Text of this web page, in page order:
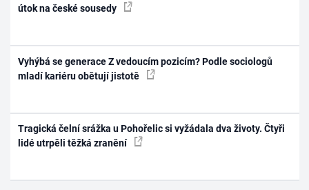
útok na české sousedy
Vyhýbá se generace Z vedoucím pozicím? Podle sociologů
mladí kariéru obětují jistotě
Tragická čelní srážka u Pohořelic si vyžádala dva životy. Čtyři
lidé utrpěli těžká zranění